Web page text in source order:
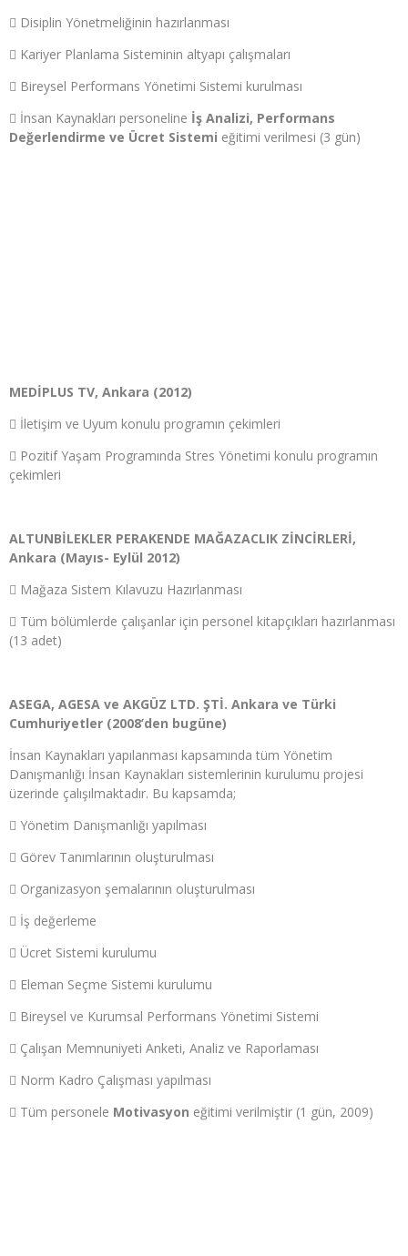
 Disiplin Yönetmeliğinin hazırlanması
 Kariyer Planlama Sisteminin altyapı çalışmaları
 Bireysel Performans Yönetimi Sistemi kurulması
 İnsan Kaynakları personeline İş Analizi, Performans
Değerlendirme ve Ücret Sistemi eğitimi verilmesi (3 gün)
MEDİPLUS TV, Ankara (2012)
 İletişim ve Uyum konulu programın çekimleri
 Pozitif Yaşam Programında Stres Yönetimi konulu programın
çekimleri
ALTUNBİLEKLER PERAKENDE MAĞAZACLIK ZİNCİRLERİ,
Ankara (Mayıs- Eylül 2012)
 Mağaza Sistem Kılavuzu Hazırlanması
 Tüm bölümlerde çalışanlar için personel kitapçıkları hazırlanması
(13 adet)
ASEGA, AGESA ve AKGÜZ LTD. ŞTİ. Ankara ve Türki
Cumhuriyetler (2008’den bugüne)
İnsan Kaynakları yapılanması kapsamında tüm Yönetim
Danışmanlığı İnsan Kaynakları sistemlerinin kurulumu projesi
üzerinde çalışılmaktadır. Bu kapsamda;
 Yönetim Danışmanlığı yapılması
 Görev Tanımlarının oluşturulması
 Organizasyon şemalarının oluşturulması
 İş değerleme
 Ücret Sistemi kurulumu
 Eleman Seçme Sistemi kurulumu
 Bireysel ve Kurumsal Performans Yönetimi Sistemi
 Çalışan Memnuniyeti Anketi, Analiz ve Raporlaması
 Norm Kadro Çalışması yapılması
 Tüm personele Motivasyon eğitimi verilmiştir (1 gün, 2009)